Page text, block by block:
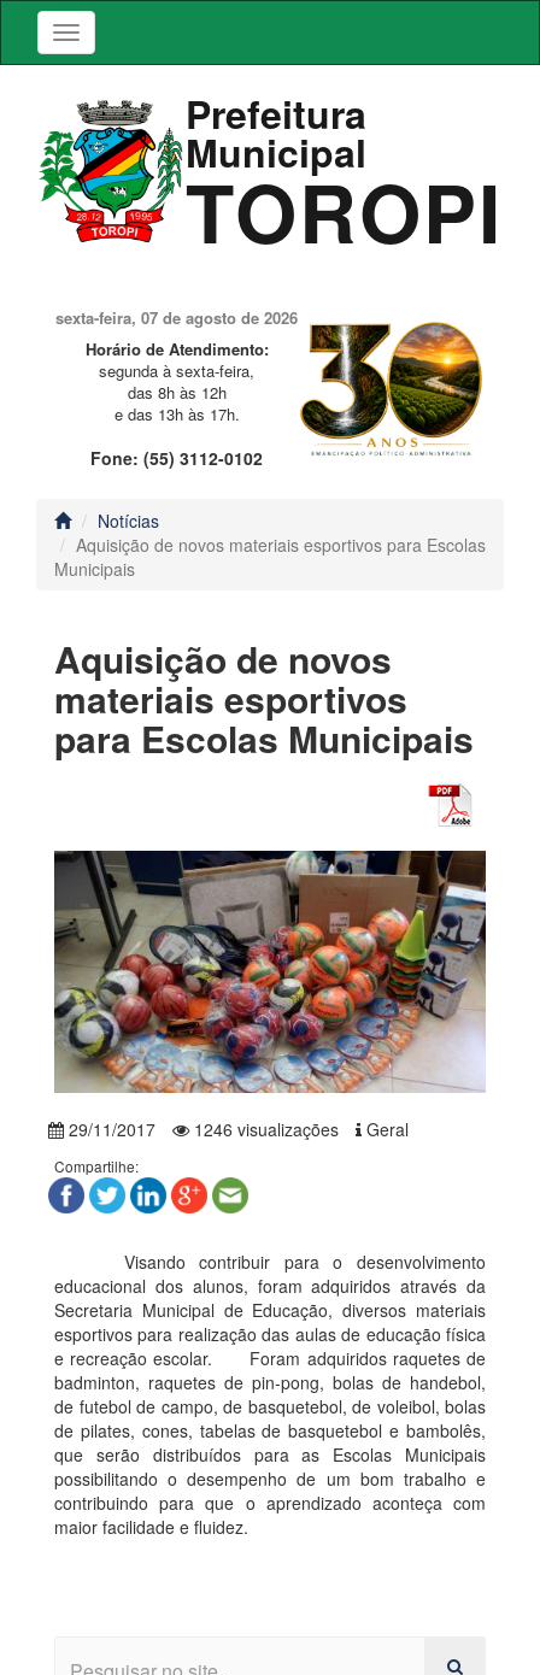
Prefeitura
Municipal
TOROPI
sexta-feira, 07 de agosto de 2026
Horário de Atendimento:
segunda à sexta-feira,
das 8h às 12h
e das 13h às 17h.
Fone: (55) 3112-0102
Notícias
Aquisição de novos materiais esportivos para Escolas
Municipais
Aquisição de novos
materiais esportivos
para Escolas Municipais
29/11/2017 1246 visualizações Geral
Compartilhe:
Visando contribuir para o desenvolvimento
educacional dos alunos, foram adquiridos através da
Secretaria Municipal de Educação, diversos materiais
esportivos para realização das aulas de educação física
e recreação escolar. Foram adquiridos raquetes de
badminton, raquetes de pin-pong, bolas de handebol,
de futebol de campo, de basquetebol, de voleibol, bolas
de pilates, cones, tabelas de basquetebol e bambolês,
que serão distribuídos para as Escolas Municipais
possibilitando o desempenho de um bom trabalho e
contribuindo para que o aprendizado aconteça com
maior facilidade e fluidez.